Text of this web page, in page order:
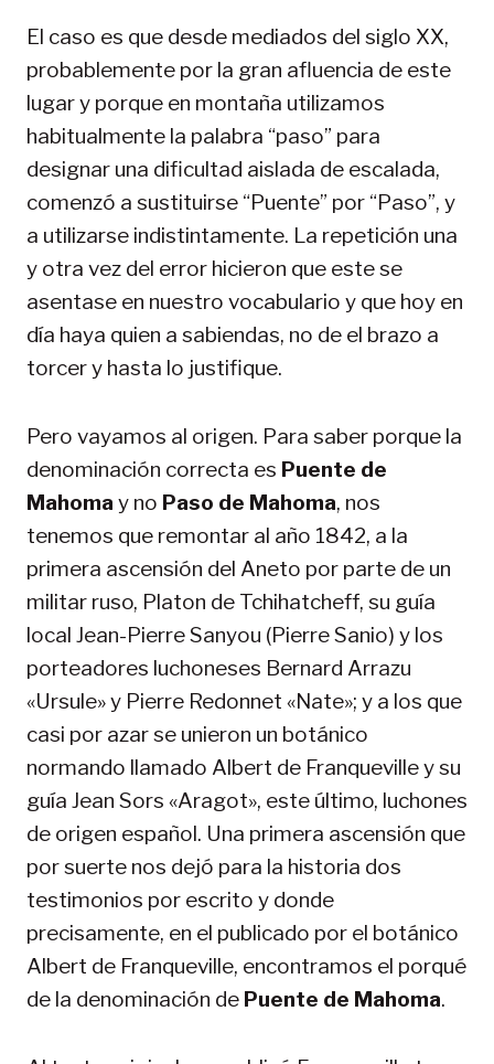
El caso es que desde mediados del siglo XX,
probablemente por la gran afluencia de este
lugar y porque en montaña utilizamos
habitualmente la palabra “paso” para
designar una dificultad aislada de escalada,
comenzó a sustituirse “Puente” por “Paso”, y
a utilizarse indistintamente. La repetición una
y otra vez del error hicieron que este se
asentase en nuestro vocabulario y que hoy en
día haya quien a sabiendas, no de el brazo a
torcer y hasta lo justifique.
Pero vayamos al origen. Para saber porque la
denominación correcta es Puente de
Mahoma y no Paso de Mahoma, nos
tenemos que remontar al año 1842, a la
primera ascensión del Aneto por parte de un
militar ruso, Platon de Tchihatcheff, su guía
local Jean-Pierre Sanyou (Pierre Sanio) y los
porteadores luchoneses Bernard Arrazu
«Ursule» y Pierre Redonnet «Nate»; y a los que
casi por azar se unieron un botánico
normando llamado Albert de Franqueville y su
guía Jean Sors «Aragot», este último, luchones
de origen español. Una primera ascensión que
por suerte nos dejó para la historia dos
testimonios por escrito y donde
precisamente, en el publicado por el botánico
Albert de Franqueville, encontramos el porqué
de la denominación de Puente de Mahoma.